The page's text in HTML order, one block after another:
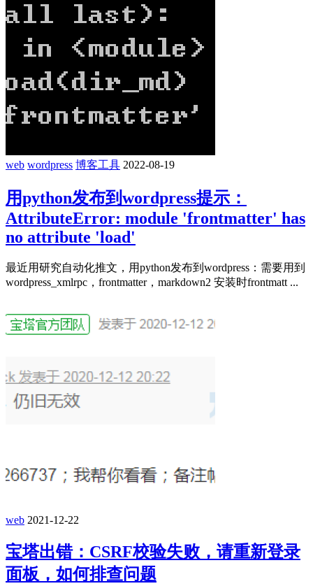
web wordpress 博客工具 2022-08-19
用python发布到wordpress提示：
AttributeError: module 'frontmatter' has
no attribute 'load'
最近用研究自动化推文，用python发布到wordpress：需要用到
wordpress_xmlrpc，frontmatter，markdown2 安装时frontmatt ...
web 2021-12-22
宝塔出错：CSRF校验失败，请重新登录
面板，如何排查问题